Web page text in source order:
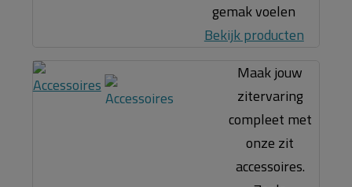
gemak voelen
Bekijk producten
Maak jouw
zitervaring
compleet met
onze zit
accessoires.